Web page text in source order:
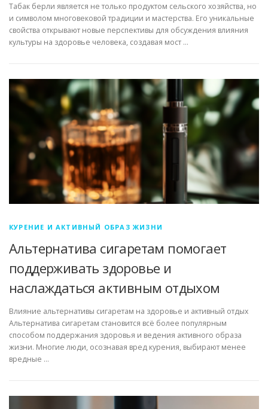
Табак берли является не только продуктом сельского хозяйства, но
и символом многовековой традиции и мастерства. Его уникальные
свойства открывают новые перспективы для обсуждения влияния
культуры на здоровье человека, создавая мост …
КУРЕНИЕ И АКТИВНЫЙ ОБРАЗ ЖИЗНИ
Альтернатива сигаретам помогает
поддерживать здоровье и
наслаждаться активным отдыхом
Влияние альтернативы сигаретам на здоровье и активный отдых
Альтернатива сигаретам становится всё более популярным
способом поддержания здоровья и ведения активного образа
жизни. Многие люди, осознавая вред курения, выбирают менее
вредные …